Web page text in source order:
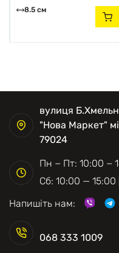
8.5 см
068 333 1009
вулиця
"Нова Маркет"
79024
Пн − Пт: 10:00 −
Сб: 10:00 —
Напишіть нам: